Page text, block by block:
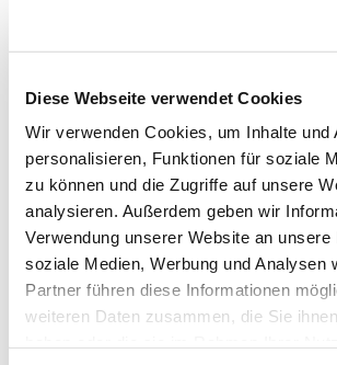
Diese Webseite verwendet Cookies
Wir verwenden Cookies, um Inhalte und
personalisieren, Funktionen für soziale
zu können und die Zugriffe auf unsere
analysieren. Außerdem geben wir
Verwendung unserer Website an unsere
soziale Medien, Werbung und Analysen
Partner führen diese Informationen
weiteren Daten zusammen, die Sie